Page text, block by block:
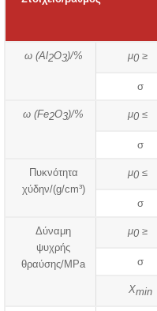
ω (Al2O3)/% μ0 ≥
σ
ω (Fe2O3)/% μ0 ≤
σ
Πυκνότητα
χύδην/(g/cm³)
μ0 ≤
σ
Δύναμη
ψυχρής
θραύσης/MPa
μ0 ≥
σ
Xmin